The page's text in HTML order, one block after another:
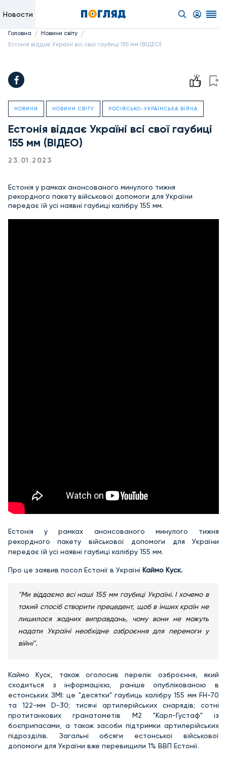
Новости
Головна / Новини світу /
Естонія віддає Україні всі свої гаубиці 155 мм (ВІДЕО)
НОВИНИ НОВИНИ СВІТУ РОСІЙСЬКО-УКРАЇНСЬКА ВІЙНА
Естонія віддає Україні всі свої гаубиці
155 мм (ВІДЕО)
23.01.2023
Естонія у рамках анонсованого минулого тижня
рекордного пакету військової допомоги для України
передає їй усі наявні гаубиці калібру 155 мм.
Естонія у рамках анонсованого минулого тижня
рекордного пакету військової допомоги для України
передає їй усі наявні гаубиці калібру 155 мм.
Про це заявив посол Естонії в Україні Каймо Куск.
"Ми віддаємо всі наші 155 мм гаубиці Україні. І хочемо в
такий спосіб створити прецедент, щоб в інших країн не
лишилося жодних виправдань, чому вони не можуть
надати Україні необхідне озброєння для перемоги у
війні".
Каймо Куск, також оголосив перелік озброєння, який
сходиться з інформацією, раніше опублікованою в
естонських ЗМІ: це "десятки" гаубиць калібру 155 мм FH-70
та 122-мм D-30; тисячі артилерійських снарядів; сотні
протитанкових гранатометів М2 "Карл-Густаф" із
боєприпасами, а також засоби підтримки артилерійських
підрозділів. Загальні обсяги естонської військової
допомоги для України вже перевищили 1% ВВП Естонії.